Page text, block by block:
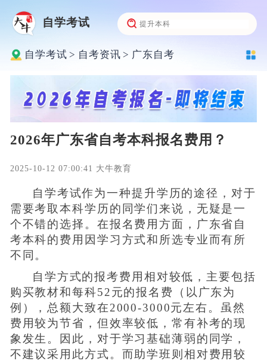
自学考试
自学考试 > 自考资讯 > 广东自考
2026年广东省自考本科报名费用？
2025-10-12 07:00:41 大牛教育
自学考试作为一种提升学历的途径，对于
需要考取本科学历的同学们来说，无疑是一
个不错的选择。在报名费用方面，广东省自
考本科的费用因学习方式和所选专业而有所
不同。
自学方式的报考费用相对较低，主要包括
购买教材和每科52元的报名费（以广东为
例），总额大致在2000-3000元左右。虽然
费用较为节省，但效率较低，常有补考的现
象发生。因此，对于学习基础薄弱的同学，
不建议采用此方式。而助学班则相对费用较